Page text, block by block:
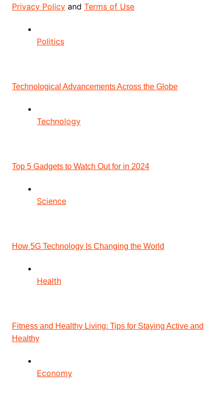
Privacy Policyand Terms of Use
Politics
Technological Advancements Across the Globe
Technology
Top 5 Gadgets to Watch Out for in 2024
Science
How 5G Technology Is Changing the World
Health
Fitness and Healthy Living: Tips for Staying Active and
Healthy
Economy